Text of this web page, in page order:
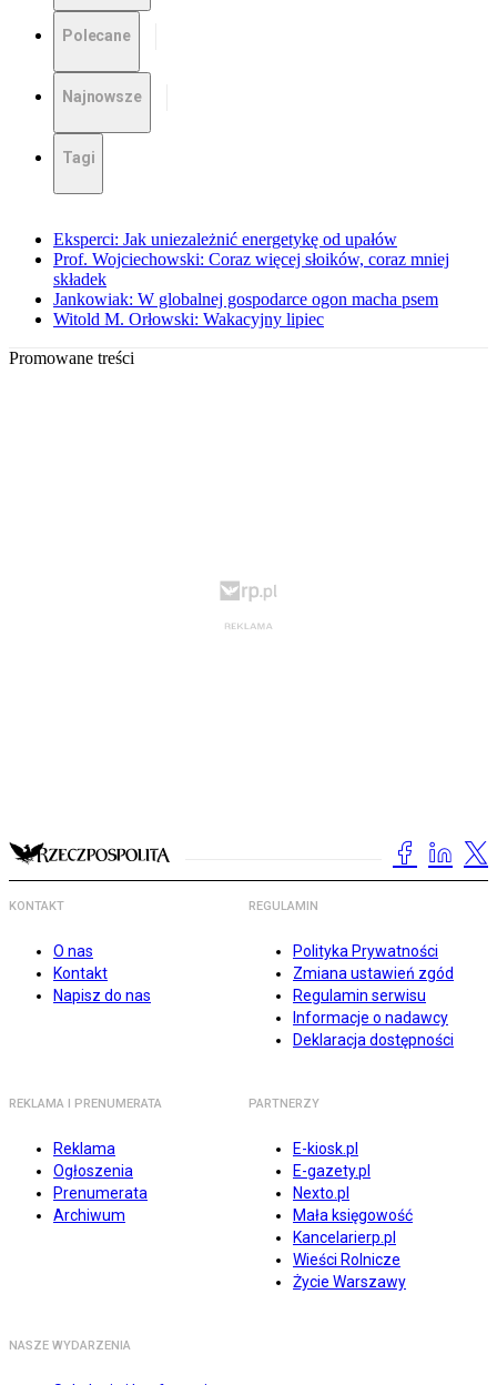
Polecane
Najnowsze
Tagi
Eksperci: Jak uniezależnić energetykę od upałów
Prof. Wojciechowski: Coraz więcej słoików, coraz mniej
składek
Jankowiak: W globalnej gospodarce ogon macha psem
Witold M. Orłowski: Wakacyjny lipiec
Promowane treści
KONTAKT
O nas
Kontakt
Napisz do nas
REGULAMIN
Polityka Prywatności
Zmiana ustawień zgód
Regulamin serwisu
Informacje o nadawcy
Deklaracja dostępności
REKLAMA I PRENUMERATA
Reklama
Ogłoszenia
Prenumerata
Archiwum
PARTNERZY
E-kiosk.pl
E-gazety.pl
Nexto.pl
Mała księgowość
Kancelarierp.pl
Wieści Rolnicze
Życie Warszawy
NASZE WYDARZENIA